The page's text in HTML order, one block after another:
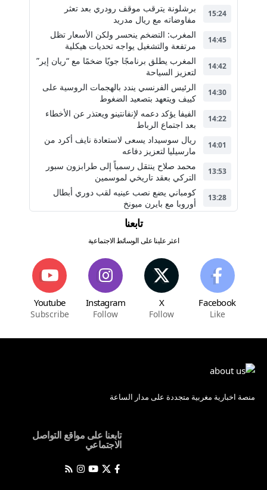
15:24
برشلونة يترقب موقف رودري بعد تعثر
مفاوضاته مع ريال مدريد
14:45
المغرب: التضخم ينحسر ولكن الأسعار تظل
مرتفعة والتشغيل يواجه تحديات هيكلية
14:42
المغرب يطلق برنامجًا جويًا ضخمًا مع “ريان إير”
لتعزيز السياحة
14:30
الرئيس الفرنسي يندد بالهجمات الروسية على
كييف ويتعهد بتصعيد الضغوط
14:22
الفيفا يؤكد دعمه لإنفانتينو ويعتذر عن الأخطاء
بعد اجتماع الرباط
14:01
ريال سوسيداد يسعى لاستعادة نايف أكرد من
مارسيليا لتعزيز دفاعه
13:53
محمد صلاح ينتقل رسمياً إلى طرابزون سبور
التركي بعقد تاريخي لموسمين
13:28
كومباني يضع نصب عينيه لقب دوري أبطال
أوروبا مع بايرن ميونخ
تابعنا
اعثر علينا على الوسائط الاجتماعية
Facebook
Like
X
Follow
Instagram
Follow
Youtube
Subscribe
منصة اخبارية مغربية متجددة على مدار الساعة
تابعنا على مواقع التواصل
الاجتماعي